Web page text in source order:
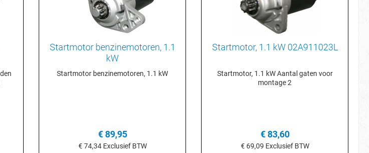
Startmotor benzinemotoren, 1.1
kW
Startmotor benzinemotoren, 1.1 kW
€ 89,95
€ 74,34 Exclusief BTW
Startmotor, 1.1 kW 02A911023L
Startmotor, 1.1 kW Aantal gaten voor
montage 2
€ 83,60
€ 69,09 Exclusief BTW